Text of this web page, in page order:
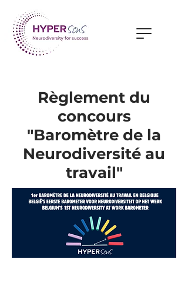
Règlement du
concours
"Baromètre de la
Neurodiversité au
travail"